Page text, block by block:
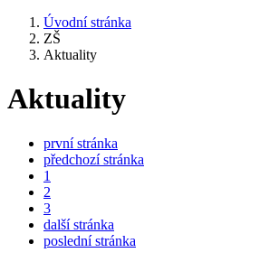
Úvodní stránka
ZŠ
Aktuality
Aktuality
první stránka
předchozí stránka
1
2
3
další stránka
poslední stránka